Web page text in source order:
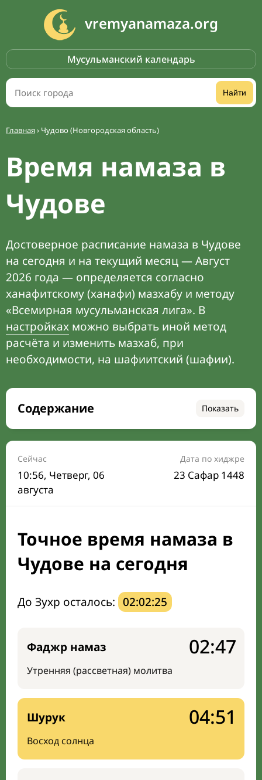
vremyanamaza.org
Мусульманский календарь
Найти
Главная› Чудово (Новгородская область)
Время намаза в
Чудове
Достоверное расписание намаза в Чудове
на сегодня и на текущий месяц — Август
2026 года — определяется согласно
ханафитскому (ханафи) мазхабу и методу
«Всемирная мусульманская лига». В
настройках можно выбрать иной метод
расчёта и изменить мазхаб, при
необходимости, на шафиитский (шафии).
Содержание Показать
Время намаза на сегодня
Расписание на месяц
Время Сухура и Ифтара на сегодня
Календарь рамадана
Направление киблы
Сейчас
10:56, Четверг, 06
августа
Дата по хиджре
23 Сафар 1448
Точное время намаза в
Чудове на сегодня
До Зухр осталось: 02:02:24
Фаджр намаз
Утренняя (рассветная) молитва
02:47
Шурук
Восход солнца
04:51